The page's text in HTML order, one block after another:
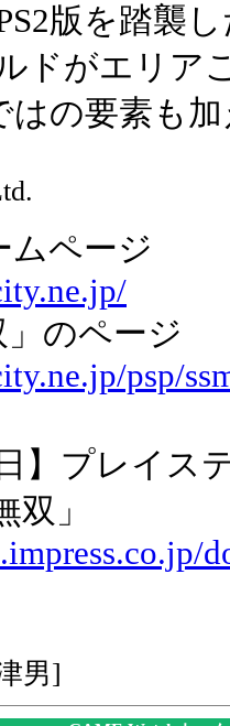
版を踏襲
ドがエリア
はの要素も
ムページ
のページ
psp/
日】プレイ
」
男]